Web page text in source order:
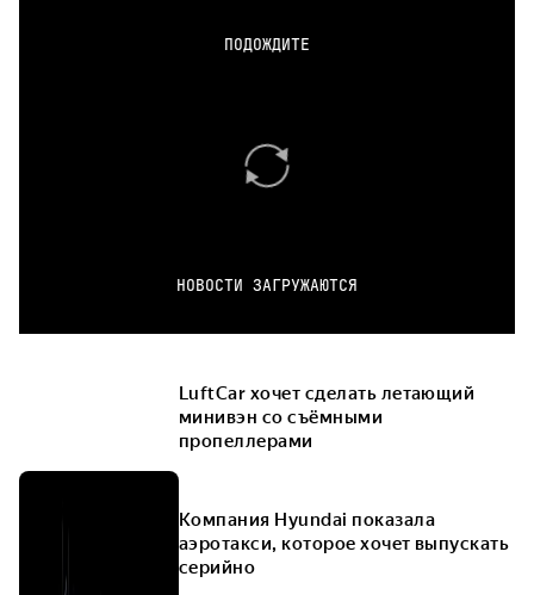
ПОДОЖДИТЕ
НОВОСТИ ЗАГРУЖАЮТСЯ
LuftCar хочет сделать летающий
минивэн со съёмными
пропеллерами
Компания Hyundai показала
аэротакси, которое хочет выпускать
серийно